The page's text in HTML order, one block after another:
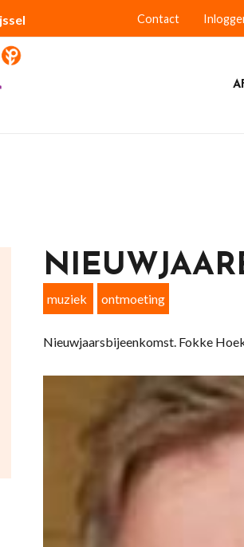
Contact
muziek ontmoeting
Nieuwjaarsbijeenkomst. Fokke